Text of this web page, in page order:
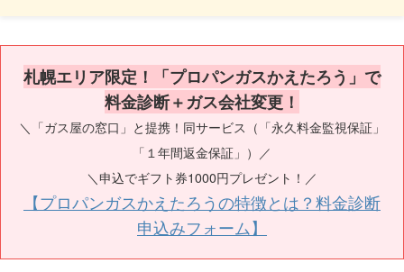
札幌エリア限定！「プロパンガスかえたろう」で
料金診断＋ガス会社変更！
＼「ガス屋の窓口」と提携！同サービス（「永久料金監視保証」
「１年間返金保証」）／
＼申込でギフト券1000円プレゼント！／
【プロパンガスかえたろうの特徴とは？料金診断
申込みフォーム】